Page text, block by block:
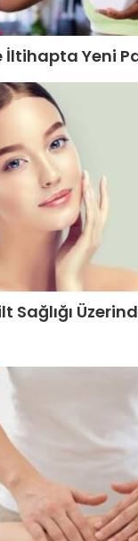
İltihapta Yeni
Sağlığı